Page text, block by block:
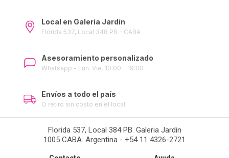
Local en Galería Jardín
Florida 537, Local 348 PB - CABA
Asesoramiento personalizado
Whatsapp - Lun. Vie. 10:00 - 19:00
Envíos a todo el país
O retiro sin costo en el local
Florida 537, Local 384 PB. Galeria Jardin
1005 CABA. Argentina - +54 11 4326-2721